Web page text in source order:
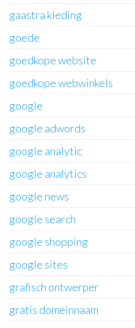
gaastra kleding
goede
goedkope website
goedkope webwinkels
google
google adwords
google analytic
google analytics
google news
google search
google shopping
google sites
grafisch ontwerper
gratis domeinnaam